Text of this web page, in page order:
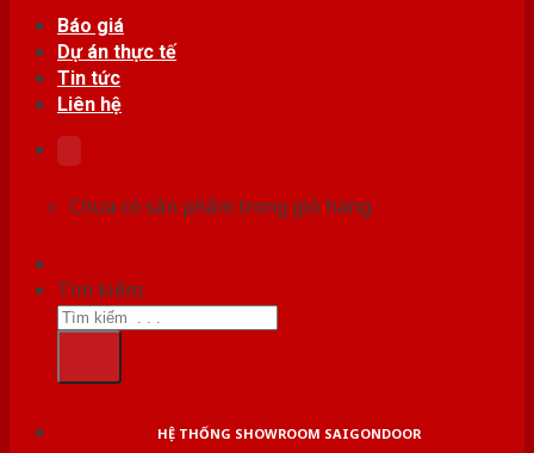
Báo giá
Dự án thực tế
Tin tức
Liên hệ
Chưa có sản phẩm trong giỏ hàng.
Tìm kiếm:
HỆ THỐNG SHOWROOM SAIGONDOOR